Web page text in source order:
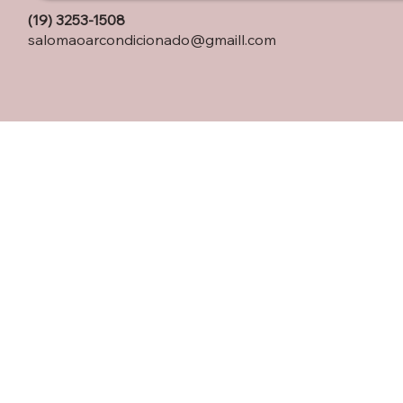
(19) 3253-1508
salomaoarcondicionado@gmaill.com